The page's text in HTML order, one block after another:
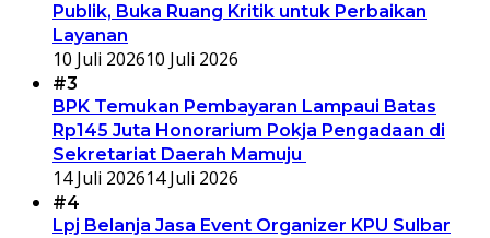
Publik, Buka Ruang Kritik untuk Perbaikan
Layanan
10 Juli 202610 Juli 2026
#3
BPK Temukan Pembayaran Lampaui Batas
Rp145 Juta Honorarium Pokja Pengadaan di
Sekretariat Daerah Mamuju
14 Juli 202614 Juli 2026
#4
Lpj Belanja Jasa Event Organizer KPU Sulbar